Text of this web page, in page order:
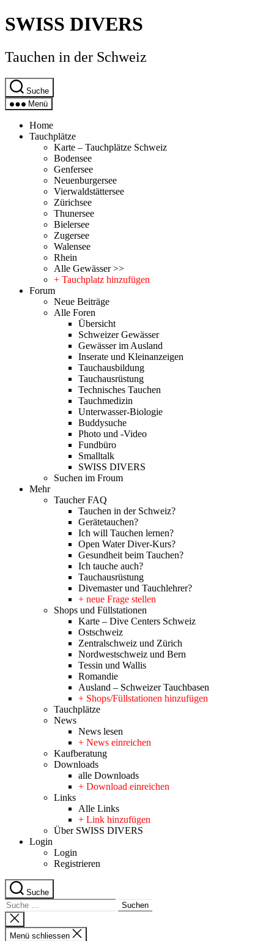
Direkt
zum
wechseln
SWISS DIVERS
Tauchen in der Schweiz
Suche
Menü
Home
Tauchplätze
Karte – Tauchplätze Schweiz
Bodensee
Genfersee
Neuenburgersee
Vierwaldstättersee
Zürichsee
Thunersee
Bielersee
Zugersee
Walensee
Rhein
Alle Gewässer >>
+ Tauchplatz hinzufügen
Forum
Neue Beiträge
Alle Foren
Übersicht
Schweizer Gewässer
Gewässer im Ausland
Inserate und Kleinanzeigen
Tauchausbildung
Tauchausrüstung
Technisches Tauchen
Tauchmedizin
Unterwasser-Biologie
Buddysuche
Photo und -Video
Fundbüro
Smalltalk
SWISS DIVERS
Suchen im Froum
Mehr
Taucher FAQ
Tauchen in der Schweiz?
Gerätetauchen?
Ich will Tauchen lernen?
Open Water Diver-Kurs?
Gesundheit beim Tauchen?
Ich tauche auch?
Tauchausrüstung
Divemaster und Tauchlehrer?
+ neue Frage stellen
Shops und Füllstationen
Karte – Dive Centers Schweiz
Ostschweiz
Zentralschweiz und Zürich
Nordwestschweiz und Bern
Tessin und Wallis
Romandie
Ausland – Schweizer Tauchbasen
+ Shops/Füllstationen hinzufügen
Tauchplätze
News
News lesen
+ News einreichen
Kaufberatung
Downloads
alle Downloads
+ Download einreichen
Links
Alle Links
+ Link hinzufügen
Über SWISS DIVERS
Login
Login
Registrieren
Suche
Suche
nach:
Suche
schliessen
Menü schliessen